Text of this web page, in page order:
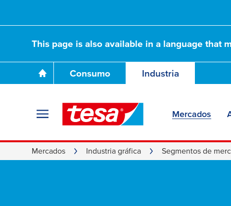
This page is also available in a language that
Consumo Industria
Mercados
Mercados Industria gráfica Segmentos de